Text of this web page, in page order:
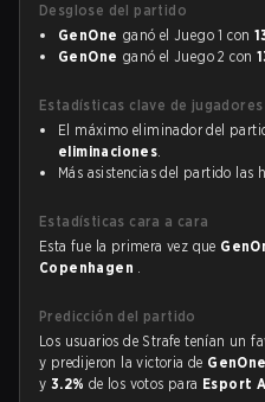
Desglose del partido
GenOne ganó el Juego 1 con
GenOne ganó el Juego 2 con
Estadísticas clave de jugadores
El máximo eliminador del
eliminaciones.
Más asistencias del partido las
Estadísticas cara a cara
Esta fue la primera vez que
Copenhagen .
Predicción del partido
Los usuarios de Strafe tenían un
y predijeron la victoria de
y 3.2% de los votos para Esport